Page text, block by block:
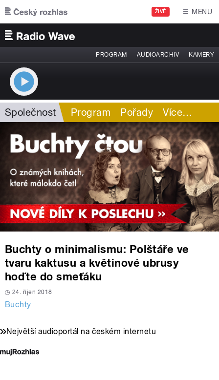
Přejít k hlavnímu obsahu
ŽIVĚ MENU
PROGRAM AUDIOARCHIV KAMERY
Společnost Program Pořady Více…
Buchty o minimalismu: Polštáře ve
tvaru kaktusu a květinové ubrusy
hoďte do smeťáku
24. říjen 2018
Buchty
Největší audioportál na českém internetu